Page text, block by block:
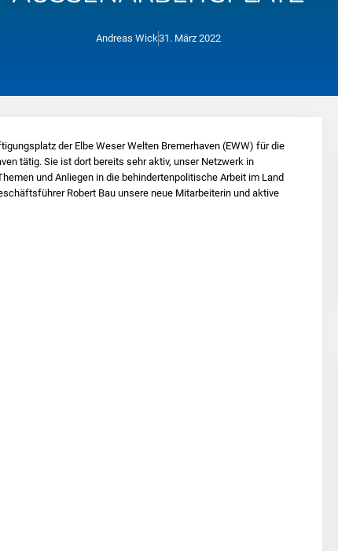
Andreas Wick31. März 2022
der Elbe Weser Welten Bremerhaven (EWW) für die
tätig. Sie ist dort bereits sehr aktiv, unser Netzwerk in
und Anliegen in die behindertenpolitische Arbeit im Land
Robert Bau unsere neue Mitarbeiterin und aktive